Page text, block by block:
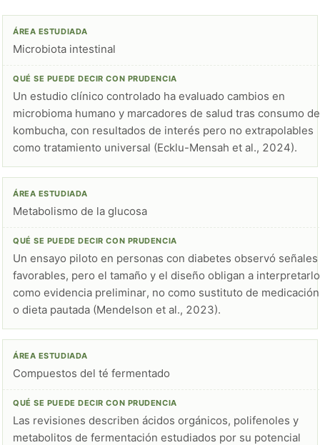
Microbiota intestinal
Un estudio clínico controlado ha evaluado cambios en
microbioma humano y marcadores de salud tras consumo de
kombucha, con resultados de interés pero no extrapolables
como tratamiento universal (Ecklu-Mensah et al., 2024).
Metabolismo de la glucosa
Un ensayo piloto en personas con diabetes observó señales
favorables, pero el tamaño y el diseño obligan a interpretarlo
como evidencia preliminar, no como sustituto de medicación
o dieta pautada (Mendelson et al., 2023).
Compuestos del té fermentado
Las revisiones describen ácidos orgánicos, polifenoles y
metabolitos de fermentación estudiados por su potencial